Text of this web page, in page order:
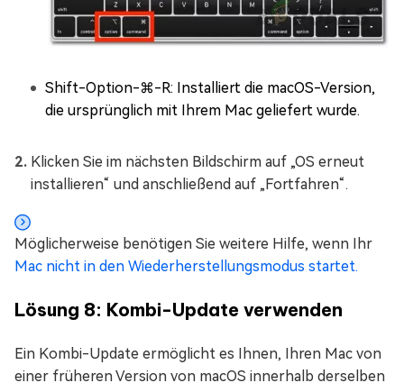
Shift-Option-⌘-R: Installiert die macOS-Version,
die ursprünglich mit Ihrem Mac geliefert wurde.
Klicken Sie im nächsten Bildschirm auf „OS erneut
installieren“ und anschließend auf „Fortfahren“.
Möglicherweise benötigen Sie weitere Hilfe, wenn Ihr
Mac nicht in den Wiederherstellungsmodus startet.
Lösung 8: Kombi-Update verwenden
Ein Kombi-Update ermöglicht es Ihnen, Ihren Mac von
einer früheren Version von macOS innerhalb derselben